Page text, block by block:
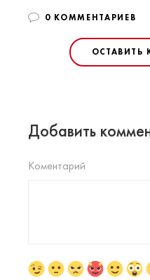
0 КОММЕНТАРИЕВ
ОСТАВИТЬ
Добавить
Коментарий